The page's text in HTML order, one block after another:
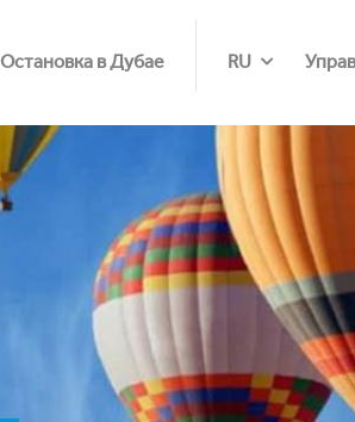
Остановка в Дубае RU